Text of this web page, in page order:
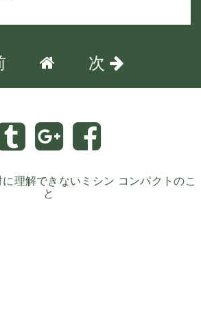
次
理解できないミシン コンパクトのこ
と